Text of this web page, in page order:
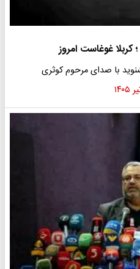
کربلا غوغاست امروز
با صدای مرحوم کوثری